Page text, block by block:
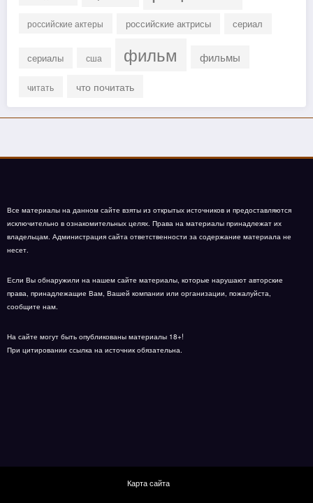
российские актеры российские актрисы сериал
сериалы сша фильм фильмы
читать что почитать
Все материалы на данном сайте взяты из открытых источников и предоставляются
исключительно в ознакомительных целях. Права на материалы принадлежат их
владельцам. Администрация сайта ответственности за содержание материала не
несет.
Если Вы обнаружили на нашем сайте материалы, которые нарушают авторские
права, принадлежащие Вам, Вашей компании или организации, пожалуйста,
сообщите нам.
На сайте могут быть опубликованы материалы 18+!
При цитировании ссылка на источник обязательна.
Карта сайта